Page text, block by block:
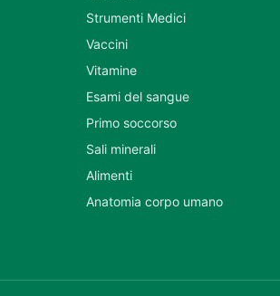
Strumenti Medici
Vaccini
Vitamine
Esami del sangue
Primo soccorso
Sali minerali
Alimenti
Anatomia corpo umano